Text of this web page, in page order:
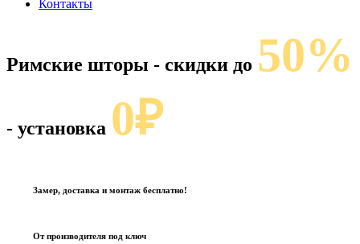
Контакты
Римские шторы - скидки до 50%
- установка 0₽
Замер, доставка и монтаж бесплатно!
От производителя под ключ